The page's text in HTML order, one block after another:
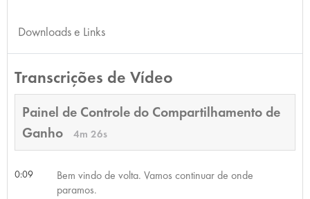
Downloads e Links
Transcrições de Vídeo
Painel de Controle do Compartilhamento de
Ganho
4m 26s
0:09
Bem vindo de volta. Vamos continuar de onde
paramos.